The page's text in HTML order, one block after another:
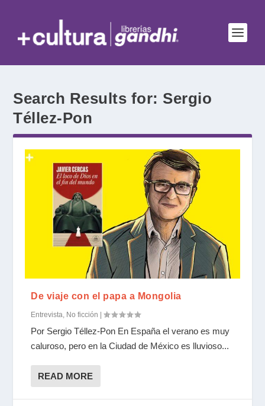
Search Results for: Sergio
Téllez-Pon
De viaje con el papa a Mongolia
Entrevista No ficción |
Por Sergio Téllez-Pon En España el verano es muy
caluroso, pero en la Ciudad de México es lluvioso...
READ MORE